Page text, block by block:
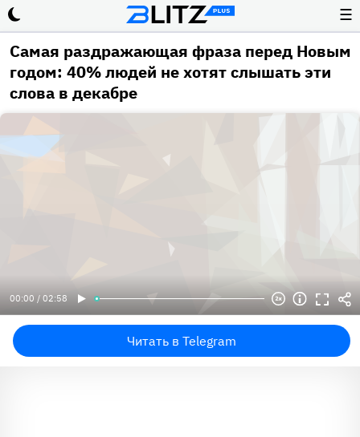
☰
Самая раздражающая фраза перед Новым
годом: 40% людей не хотят слышать эти
слова в декабре
00:00 / 02:58
Читать в Telegram